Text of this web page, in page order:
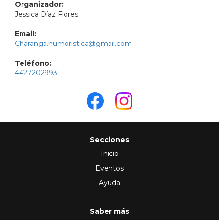
Organizador:
Jessica Díaz Flores
Email:
Charanga.humoristica@gmail.com
Teléfono:
4427202993
Secciones
Inicio
Eventos
Ayuda
Saber más